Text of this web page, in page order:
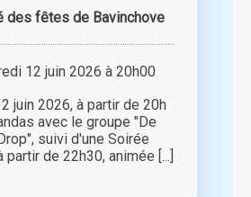
des fêtes de Bavinchove
12 juin 2026 à 20h00
juin 2026, à partir de 20h
avec le groupe "De
suivi d'une Soirée
partir de 22h30, animée [...]